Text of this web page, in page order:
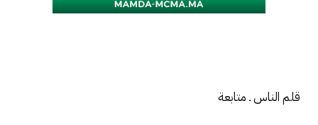
قلم الناس ـ متابعة